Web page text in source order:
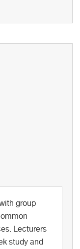
group
Lecturers
study and